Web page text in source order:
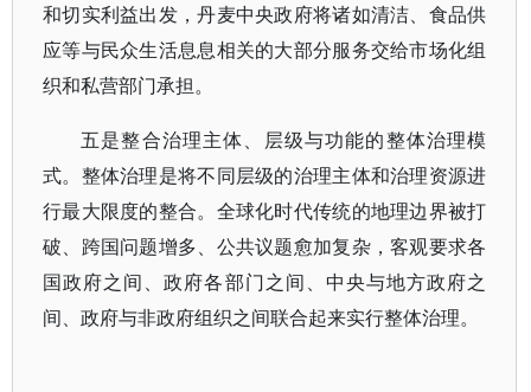
和切实利益出发，丹麦中央政府将诸如清洁、食品供
应等与民众生活息息相关的大部分服务交给市场化组
织和私营部门承担。
五是整合治理主体、层级与功能的整体治理模
式。整体治理是将不同层级的治理主体和治理资源进
行最大限度的整合。全球化时代传统的地理边界被打
破、跨国问题增多、公共议题愈加复杂，客观要求各
国政府之间、政府各部门之间、中央与地方政府之
间、政府与非政府组织之间联合起来实行整体治理。